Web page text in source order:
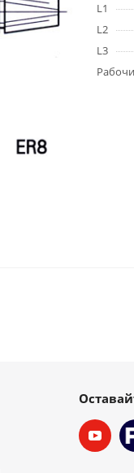
L1
L2
L3